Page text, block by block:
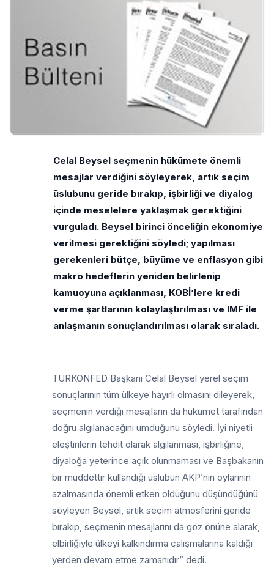
Celal Beysel seçmenin hükümete önemli
mesajlar verdiğini söyleyerek, artık seçim
üslubunu geride bırakıp, işbirliği ve diyalog
içinde meselelere yaklaşmak gerektiğini
vurguladı. Beysel birinci önceliğin ekonomiye
verilmesi gerektiğini söyledi; yapılması
gerekenleri bütçe, büyüme ve enflasyon gibi
makro hedeflerin yeniden belirlenip
kamuoyuna açıklanması, KOBİ’lere kredi
verme şartlarının kolaylaştırılması ve IMF ile
anlaşmanın sonuçlandırılması olarak sıraladı.
TÜRKONFED Başkanı Celal Beysel yerel seçim
sonuçlarının tüm ülkeye hayırlı olmasını dileyerek,
seçmenin verdiği mesajların da hükümet tarafından
doğru algılanacağını umduğunu söyledi. İyi niyetli
eleştirilerin tehdit olarak algılanması, işbirliğine,
diyaloğa yeterince açık olunmaması ve Başbakanın
bir müddettir kullandığı üslubun AKP’nin oylarının
azalmasında önemli etken olduğunu düşündüğünü
söyleyen Beysel, artık seçim atmosferini geride
bırakıp, seçmenin mesajlarını da göz önüne alarak,
elbirliğiyle ülkeyi kalkındırma çalışmalarına kaldığı
yerden devam etme zamanıdır” dedi.